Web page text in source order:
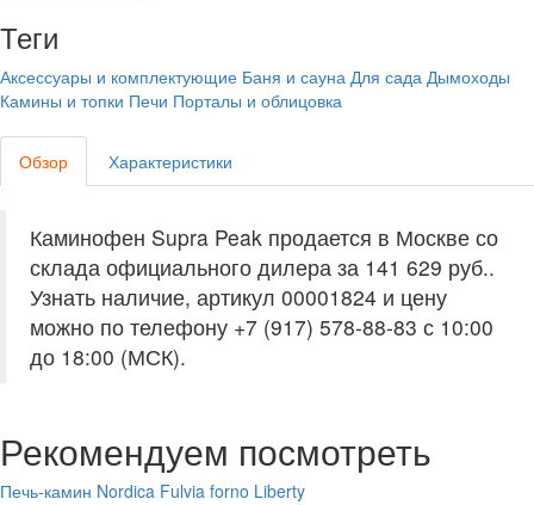
Теги
Аксессуары и комплектующие Баня и сауна Для сада Дымоходы
Камины и топки Печи Порталы и облицовка
Обзор Характеристики
Каминофен Supra Peak продается в Москве со
склада официального дилера за 141 629 руб..
Узнать наличие, артикул 00001824 и цену
можно по телефону +7 (917) 578-88-83 с 10:00
до 18:00 (МСК).
Рекомендуем посмотреть
Печь-камин Nordica Fulvia forno Liberty